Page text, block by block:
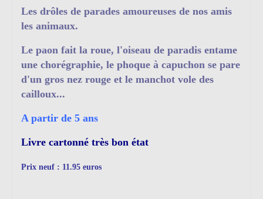
Les drôles de parades amoureuses de nos amis
les animaux.
Le paon fait la roue, l'oiseau de paradis entame
une chorégraphie, le phoque à capuchon se pare
d'un gros nez rouge et le manchot vole des
cailloux...
A partir de 5 ans
Livre cartonné très bon état
Prix neuf : 11.95 euros